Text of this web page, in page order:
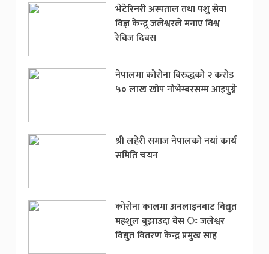
भेटेरिनरी अस्पताल तथा पशु सेवा
विज्ञ केन्द्र्र जलेश्वरले मनाए विश्व
रेविज दिवस
नेपालमा कोरोना विरुद्धको २ करोड
५० लाख खोप नोभेम्बरसम्म आइपुग्ने
श्री लहेरी समाज नेपालको नयां कार्य
समिति चयन
कोरोना कालमा अनलाइनबाट विद्युत
महशुल बुझाउदा बेस ः जलेश्वर
विद्युत वितरण केन्द्र प्रमुख साह